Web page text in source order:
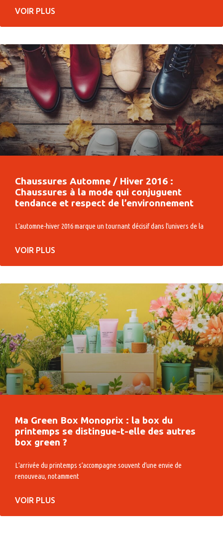
VOIR PLUS
Chaussures Automne / Hiver 2016 :
Chaussures à la mode qui conjuguent
tendance et respect de l’environnement
L’automne-hiver 2016 marque un tournant décisif dans l’univers de la
VOIR PLUS
Ma Green Box Monoprix : la box du
printemps se distingue-t-elle des autres
box green ?
L’arrivée du printemps s’accompagne souvent d’une envie de
renouveau, notamment
VOIR PLUS